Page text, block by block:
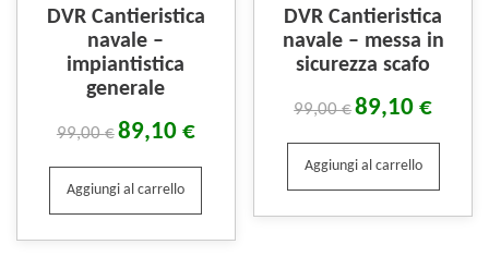
DVR Cantieristica
navale –
impiantistica
generale
99,00€89,10 €
Aggiungi al carrello
DVR Cantieristica
navale – messa in
sicurezza scafo
99,00€89,10€
Aggiungi al carrello